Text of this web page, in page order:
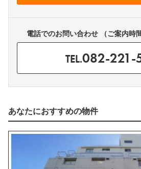
電話でのお問い合わせ （ご案内時
TEL.082-221-
あなたにおすすめの物件